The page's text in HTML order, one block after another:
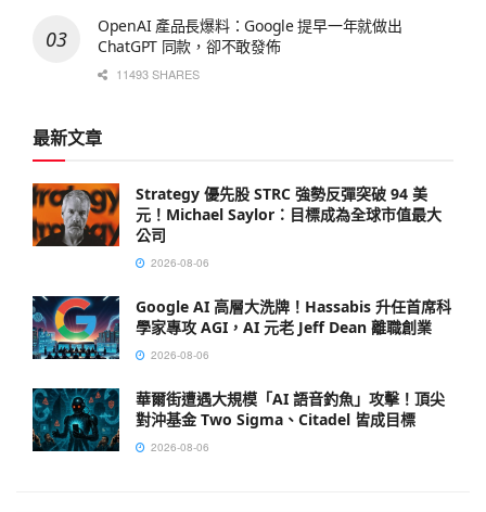
OpenAI 產品長爆料：Google 提早一年就做出
ChatGPT 同款，卻不敢發佈
11493 SHARES
最新文章
Strategy 優先股 STRC 強勢反彈突破 94 美
元！Michael Saylor：目標成為全球市值最大
公司
2026-08-06
Google AI 高層大洗牌！Hassabis 升任首席科
學家專攻 AGI，AI 元老 Jeff Dean 離職創業
2026-08-06
華爾街遭遇大規模「AI 語音釣魚」攻擊！頂尖
對沖基金 Two Sigma、Citadel 皆成目標
2026-08-06